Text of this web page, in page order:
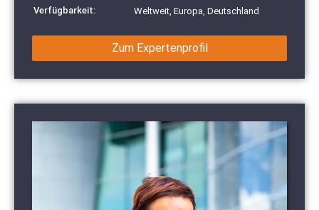
Verfügbarkeit:
Weltweit, Europa, Deutschland
Zum Expertenprofil